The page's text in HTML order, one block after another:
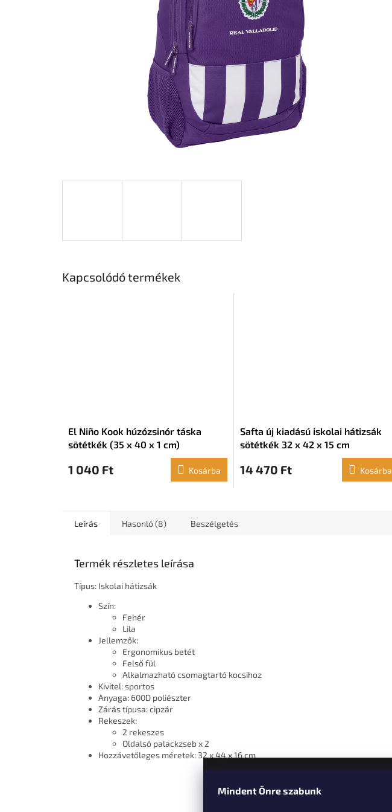
Mindent Önre szabunk
Kapcsolódó termékek
El Niño Kook húzózsinór táska
sötétkék (35 x 40 x 1 cm)
1 040 Ft Kosárba
Safta új kiadású iskolai hátizsák
sötétkék 32 x 42 x 15 cm
14 470 Ft Kosárba
Leírás Hasonló (8) Beszélgetés
Termék részletes leírása
Típus: Iskolai hátizsák
Szín:
Fehér
Lila
Jellemzők:
Ergonomikus betét
Felső fül
Alkalmazható csomagtartó kocsihoz
Kivitel: sportos
Anyaga: 600D poliészter
Zárás típusa: cipzár
Rekeszek:
2 rekeszes
Oldalsó palackzseb x 2
Hozzávetőleges méretek: 32 x 44 x 16 cm